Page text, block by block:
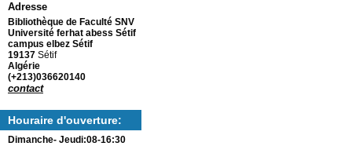
Adresse
Bibliothèque de Faculté SNV
Université ferhat abess Sétif
campus elbez Sétif
19137 Sétif
Algérie
(+213)036620140
contact
Houraire d'ouverture:
Dimanche- Jeudi:08-16:30